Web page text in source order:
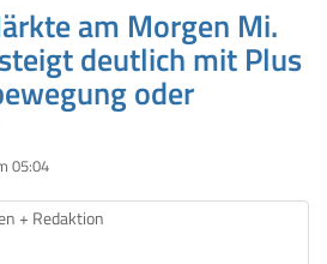
am Morgen Mi.
deutlich mit Plus
oder
05:04